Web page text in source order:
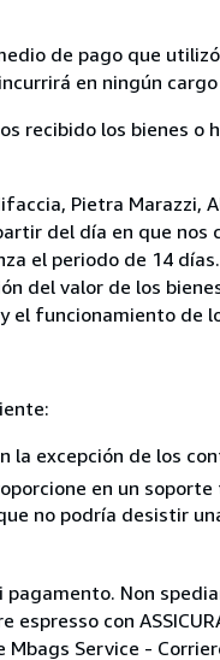
de pago que
en ningún
recibido los bienes o
Pietra Marazzi,
del día en que
el periodo de 14
del valor de los
el funcionamiento de
la excepción de los
en un soporte
no podría desistir
Non
espresso con
Service -